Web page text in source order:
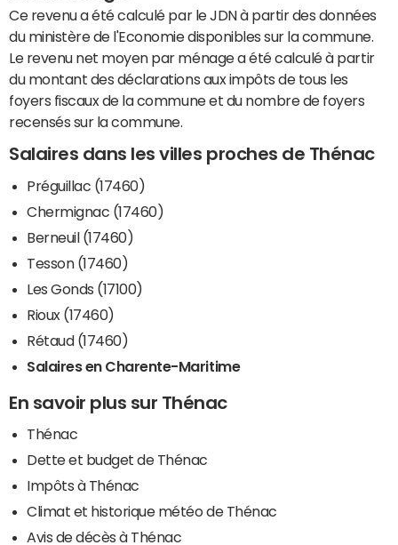
Ce revenu a été calculé par le JDN à partir des données
du ministère de l'Economie disponibles sur la commune.
Le revenu net moyen par ménage a été calculé à partir
du montant des déclarations aux impôts de tous les
foyers fiscaux de la commune et du nombre de foyers
recensés sur la commune.
Salaires dans les villes proches de Thénac
Préguillac (17460)
Chermignac (17460)
Berneuil (17460)
Tesson (17460)
Les Gonds (17100)
Rioux (17460)
Rétaud (17460)
Salaires en Charente-Maritime
En savoir plus sur Thénac
Thénac
Dette et budget de Thénac
Impôts à Thénac
Climat et historique météo de Thénac
Avis de décès à Thénac